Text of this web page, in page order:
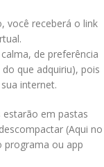
você receberá o link
de preferência
que adquiriu), pois
internet.
estarão em pastas
(Aqui no
programa ou app